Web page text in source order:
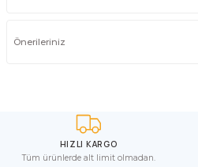
Önerileriniz
HIZLI KARGO
Tüm ürünlerde alt limit olmadan.